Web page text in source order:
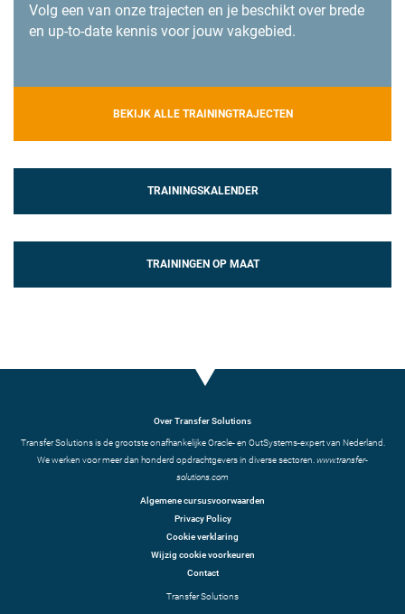
Volg een van onze trajecten en je beschikt over brede
en up-to-date kennis voor jouw vakgebied.
BEKIJK ALLE TRAININGTRAJECTEN
TRAININGSKALENDER
TRAININGEN OP MAAT
Over Transfer Solutions
Transfer Solutions is de grootste onafhankelijke Oracle- en OutSystems-expert van Nederland.
We werken voor meer dan honderd opdrachtgevers in diverse sectoren.www.transfer-
solutions.com
Algemene cursusvoorwaarden
Privacy Policy
Cookie verklaring
Wijzig cookie voorkeuren
Contact
Transfer Solutions